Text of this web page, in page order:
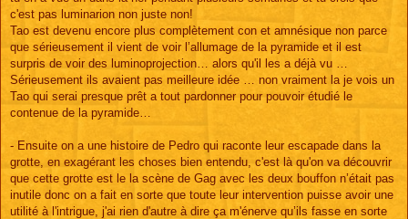
c'est pas luminarion non juste non!
Tao est devenu encore plus complètement con et amnésique non parce
que sérieusement il vient de voir l’allumage de la pyramide et il est
surpris de voir des luminoprojection… alors qu'il les a déjà vu …
Sérieusement ils avaient pas meilleure idée … non vraiment la je vois un
Tao qui serai presque prêt a tout pardonner pour pouvoir étudié le
contenue de la pyramide…
- Ensuite on a une histoire de Pedro qui raconte leur escapade dans la
grotte, en exagérant les choses bien entendu, c'est là qu'on va découvrir
que cette grotte est le la scène de Gag avec les deux bouffon n’était pas
inutile donc on a fait en sorte que toute leur intervention puisse avoir une
utilité à l'intrigue, j'ai rien d'autre à dire ça m'énerve qu’ils fasse en sorte